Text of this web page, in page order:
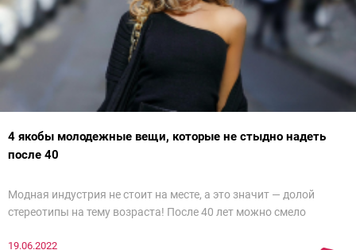
4 якобы молодежные вещи, которые не стыдно надеть
после 40
Модная индустрия не стоит на месте, а это значит — долой
стереотипы на тему возраста! После 40 лет можно смело
что стоит более вдумчиво вписывать их в стильный,
19.06.2022